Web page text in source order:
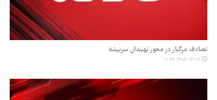
تصادف مرگبار در محور نهبندان سربیشه
۱۴۰۵-۰۳-۰۹ ۱۰:۴۲